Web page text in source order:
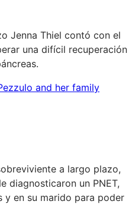
Jenna Thiel contó con el
una difícil recuperación
a largo plazo,
diagnosticaron un PNET,
y en su marido para poder